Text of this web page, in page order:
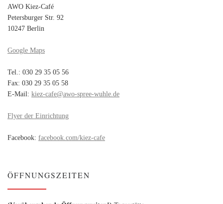
AWO Kiez-Café
Petersburger Str. 92
10247 Berlin
Google Maps
Tel.: 030 29 35 05 56
Fax: 030 29 35 05 58
E-Mail: kiez-cafe@awo-spree-wuhle.de
Flyer der Einrichtung
Facebook: facebook.com/kiez-cafe
ÖFFNUNGSZEITEN